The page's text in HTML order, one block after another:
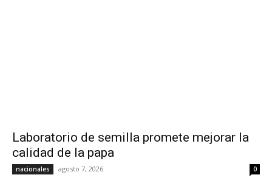
Laboratorio de semilla promete mejorar la
calidad de la papa
nacionales agosto 7, 2026 0